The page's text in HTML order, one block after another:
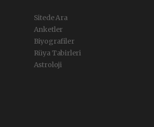
Sitede Ara
Anketler
Biyografiler
Rüya Tabirleri
Astroloji